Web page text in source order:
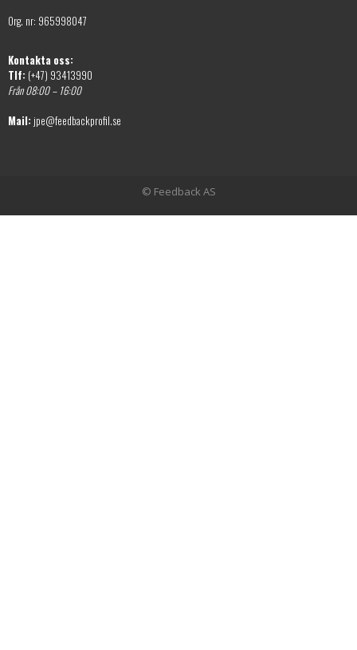
Org. nr: 965998047
Kontakta oss:
Tlf: (+47) 93413990
Från 08:00 – 16:00
Mail: jpe@feedbackprofil.se
© Feedback AS